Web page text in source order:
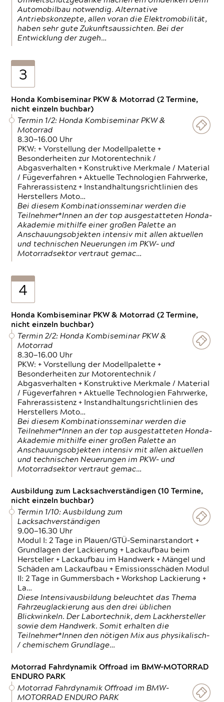
Automobilbau notwendig. Alternative
Antriebskonzepte, allen voran die Elektromobilität,
haben sehr gute Zukunftsaussichten. Bei der
Entwicklung der zugeh…
3
Honda Kombiseminar PKW & Motorrad (2 Termine,
nicht einzeln buchbar)
Termin 1/2: Honda Kombiseminar PKW &
Motorrad
8.30—16.00 Uhr
PKW: + Vorstellung der Modellpalette +
Besonderheiten zur Motorentechnik /
Abgasverhalten + Konstruktive Merkmale / Material
/ Fügeverfahren + Aktuelle Technologien Fahrwerke,
Fahrerassistenz + Instandhaltungsrichtlinien des
Herstellers Moto…
Bei diesem Kombinationsseminar werden die
Teilnehmer*Innen an der top ausgestatteten Honda-
Akademie mithilfe einer großen Palette an
Anschauungsobjekten intensiv mit allen aktuellen
und technischen Neuerungen im PKW- und
Motorradsektor vertraut gemac…
4
Honda Kombiseminar PKW & Motorrad (2 Termine,
nicht einzeln buchbar)
Termin 2/2: Honda Kombiseminar PKW &
Motorrad
8.30—16.00 Uhr
PKW: + Vorstellung der Modellpalette +
Besonderheiten zur Motorentechnik /
Abgasverhalten + Konstruktive Merkmale / Material
/ Fügeverfahren + Aktuelle Technologien Fahrwerke,
Fahrerassistenz + Instandhaltungsrichtlinien des
Herstellers Moto…
Bei diesem Kombinationsseminar werden die
Teilnehmer*Innen an der top ausgestatteten Honda-
Akademie mithilfe einer großen Palette an
Anschauungsobjekten intensiv mit allen aktuellen
und technischen Neuerungen im PKW- und
Motorradsektor vertraut gemac…
Ausbildung zum Lacksachverständigen (10 Termine,
nicht einzeln buchbar)
Termin 1/10: Ausbildung zum
Lacksachverständigen
9.00—16.30 Uhr
Modul I: 2 Tage in Plauen/GTÜ-Seminarstandort +
Grundlagen der Lackierung + Lackaufbau beim
Hersteller + Lackaufbau im Handwerk + Mängel und
Schäden am Lackaufbau + Emissionsschäden Modul
II: 2 Tage in Gummersbach + Workshop Lackierung +
La…
Diese Intensivausbildung beleuchtet das Thema
Fahrzeuglackierung aus den drei üblichen
Blickwinkeln. Der Labortechnik, dem Lackhersteller
sowie dem Handwerk. Somit erhalten die
Teilnehmer*Innen den nötigen Mix aus physikalisch-
/ chemischem Grundlage…
Motorrad Fahrdynamik Offroad im BMW-MOTORRAD
ENDURO PARK
Motorrad Fahrdynamik Offroad im BMW-
MOTORRAD ENDURO PARK